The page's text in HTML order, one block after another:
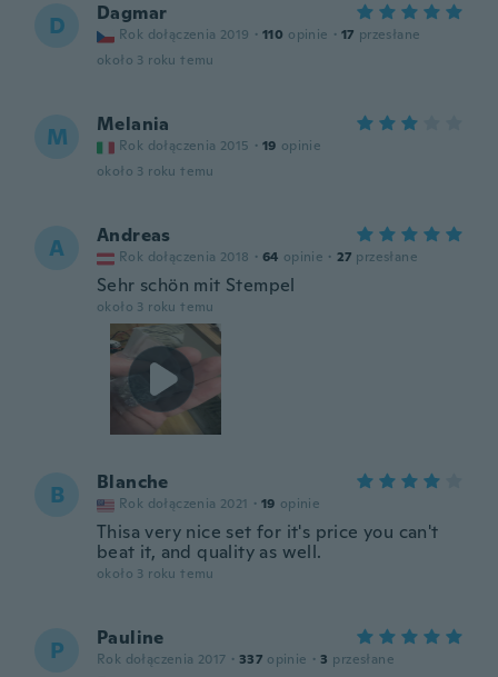
D Dagmar
Rok dołączenia 2019 · 110 opinie · 17 przesłane
około 3 roku temu
M Melania
Rok dołączenia 2015 · 19 opinie
około 3 roku temu
A Andreas
Rok dołączenia 2018 · 64 opinie · 27 przesłane
Sehr schön mit Stempel
około 3 roku temu
B Blanche
Rok dołączenia 2021 · 19 opinie
Thisa very nice set for it's price you can't
beat it, and quality as well.
około 3 roku temu
P Pauline
Rok dołączenia 2017 · 337 opinie · 3 przesłane